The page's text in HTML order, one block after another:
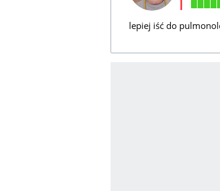
lepiej iść do